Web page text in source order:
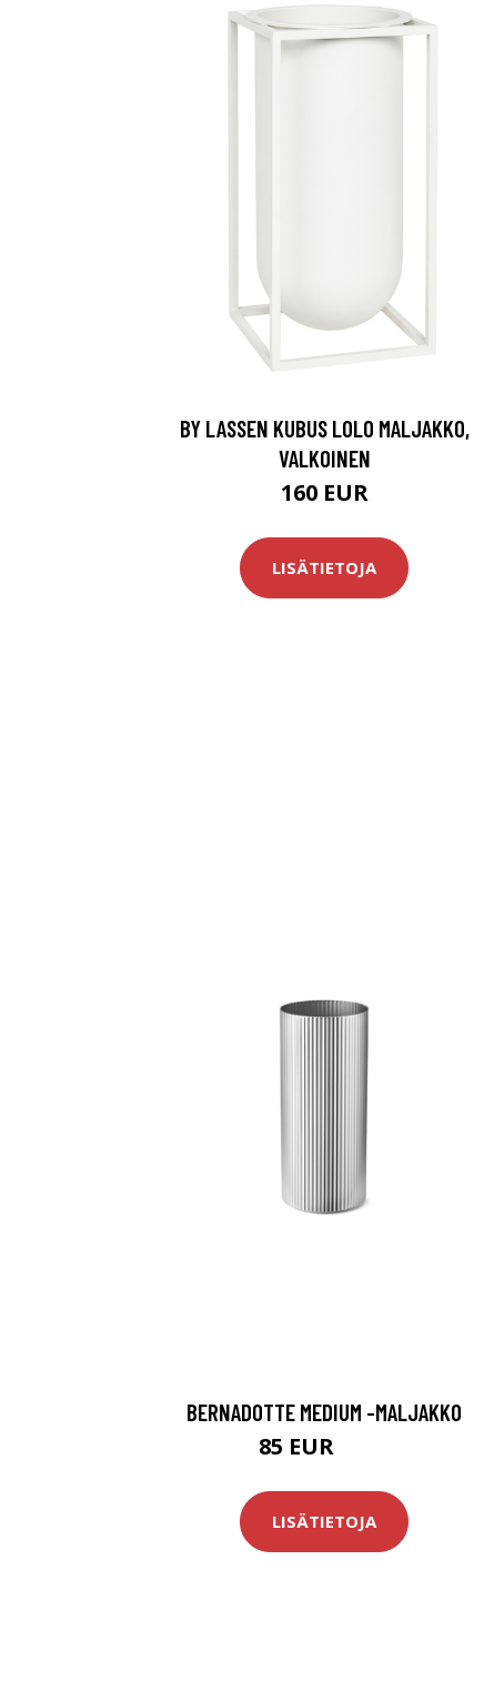
BY LASSEN KUBUS LOLO MALJAKKO,
VALKOINEN
160 EUR
LISÄTIETOJA
BERNADOTTE MEDIUM -MALJAKKO
85 EUR
LISÄTIETOJA